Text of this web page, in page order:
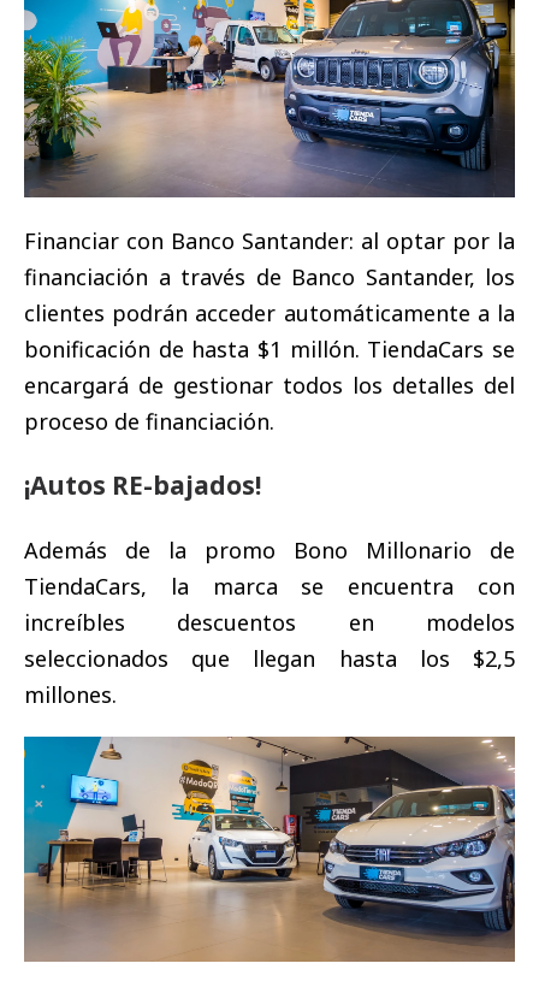
Financiar con Banco Santander: al optar por la
financiación a través de Banco Santander, los
clientes podrán acceder automáticamente a la
bonificación de hasta $1 millón. TiendaCars se
encargará de gestionar todos los detalles del
proceso de financiación.
¡Autos RE-bajados!
Además de la promo Bono Millonario de
TiendaCars, la marca se encuentra con
increíbles descuentos en modelos
seleccionados que llegan hasta los $2,5
millones.